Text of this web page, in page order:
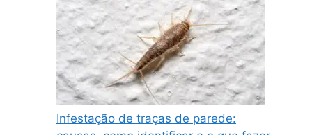
Infestação de traças de parede: